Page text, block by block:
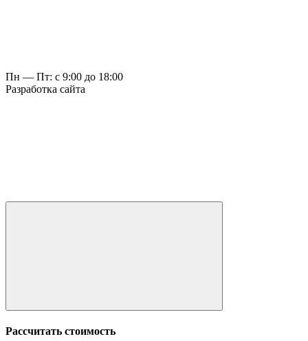
Пн — Пт: с 9:00 до 18:00
Разработка сайта
Рассчитать стоимость